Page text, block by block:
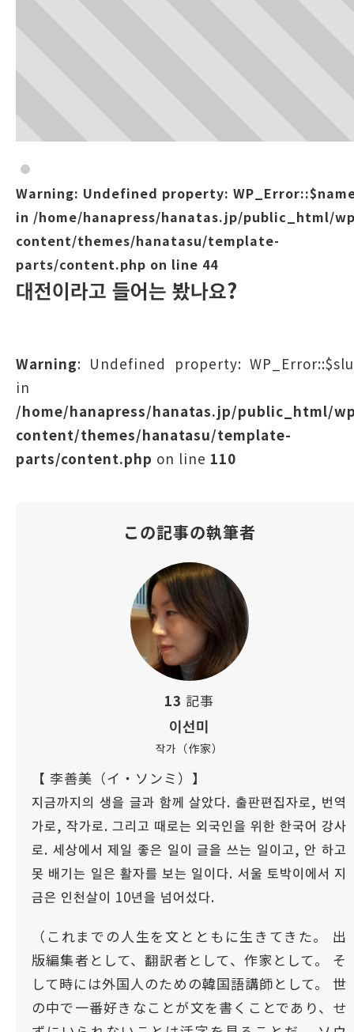
Warning: Undefined property:
in /home/hanapress/hanatas.jp/public_html/
content/themes/hanatasu/template-
parts/content.php on line 44
대전이라고 들어는 봤나요?
Warning: Undefined property:
in
/home/hanapress/hanatas.jp/public_html/
content/themes/hanatasu/template-
parts/content.php on line 110
この記事の執筆者
13 記事
이선미
작가（作家）
【 李善美（イ・ソンミ）】
지금까지의 생을 글과 함께 살았다. 출판편집자로, 번역
가로, 작가로. 그리고 때로는 외국인을 위한 한국어 강사
로. 세상에서 제일 좋은 일이 글을 쓰는 일이고, 안 하고
못 배기는 일은 활자를 보는 일이다. 서울 토박이에서 지
금은 인천살이 10년을 넘어섰다.
（これまでの人生を文とともに生きてきた。 出
版編集者として、翻訳者として、作家として。 そ
して時には外国人のための韓国語講師として。 世
の中で一番好きなことが文を書くことであり、せ